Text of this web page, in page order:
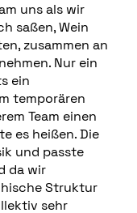
uns als wir
saßen, Wein
zusammen an
Nur ein
ein
temporären
Team einen
es heißen. Die
und passte
da wir
Struktur
sehr